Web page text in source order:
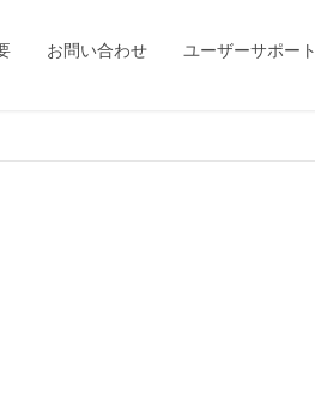
お問い合わせ ユーザーサポート